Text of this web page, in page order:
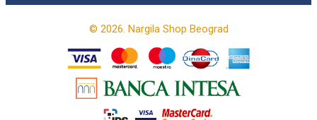
© 2026. Nargila Shop Beograd